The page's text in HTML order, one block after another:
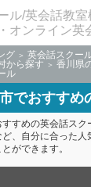
ル/英会話教室
オンライン英
グ
英会話スクー
から探す
香川県
ル
でおすすめ
すめの英会話ス
、自分に合った
ができます。